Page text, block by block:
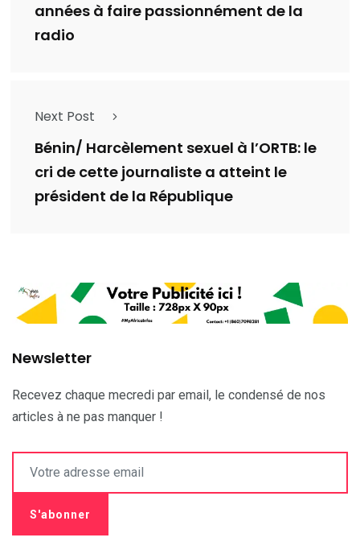
années à faire passionnément de la
radio
Next Post
Bénin/ Harcèlement sexuel à l’ORTB: le
cri de cette journaliste a atteint le
président de la République
Newsletter
Recevez chaque mecredi par email, le condensé de nos
articles à ne pas manquer !